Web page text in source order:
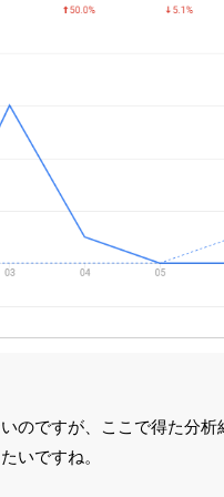
のですが、ここで得た分
いですね。